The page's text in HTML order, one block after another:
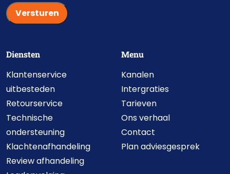
Diensten
Klantenservice
uitbesteden
Retourservice
Technische
ondersteuning
Klachtenafhandeling
Review afhandeling
Menu
Kanalen
Intergraties
Tarieven
Ons verhaal
Contact
Plan adviesgesprek